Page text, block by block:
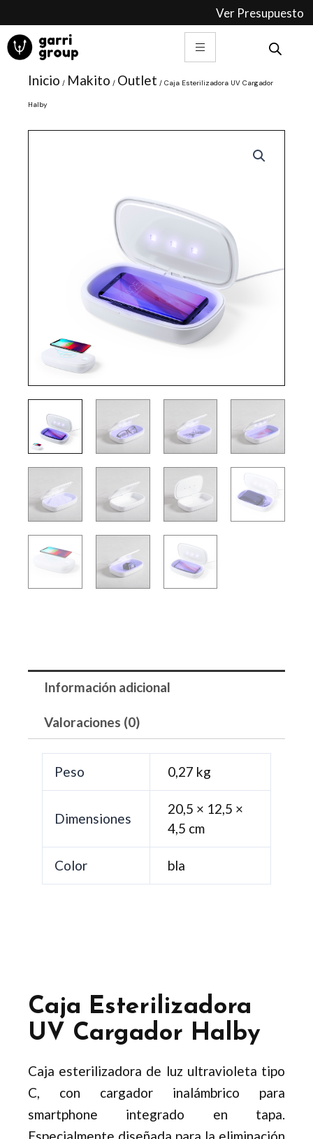
contenido
Ver Presupuesto
Inicio / Makito / Outlet / Caja Esterilizadora UV Cargador
Halby
Información adicional
Valoraciones (0)
Peso 0,27 kg
Dimensiones
20,5 × 12,5 ×
4,5 cm
Color bla
Caja Esterilizadora
UV Cargador Halby
Caja esterilizadora de luz ultravioleta tipo
C, con cargador inalámbrico para
smartphone integrado en tapa.